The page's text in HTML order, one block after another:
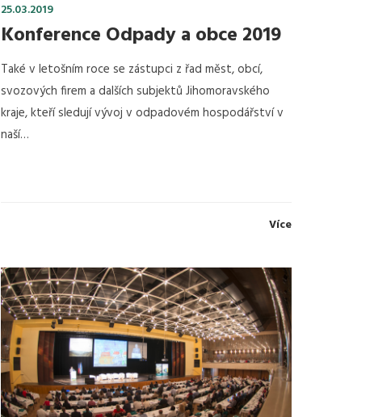
25.03.2019
Konference Odpady a obce 2019
Také v letošním roce se zástupci z řad měst, obcí,
svozových firem a dalších subjektů Jihomoravského
kraje, kteří sledují vývoj v odpadovém hospodářství v
naší…
Více